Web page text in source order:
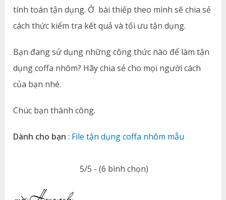
tính toán tận dụng. Ở bài thiếp theo mình sẽ chia sẻ
cách thức kiểm tra kết quả và tối ưu tận dụng.
Bạn đang sử dụng những công thức nào để làm tận
dụng coffa nhôm? Hãy chia sẻ cho mọi người cách
của bạn nhé.
Chúc bạn thành công.
Dành cho bạn : File tận dụng coffa nhôm mẫu
5/5 - (6 bình chọn)